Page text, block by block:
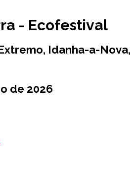
- Ecofestival
Idanha-a-Nova,
de 2026